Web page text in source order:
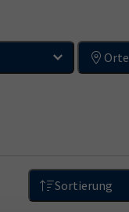
Orte
Sortierung